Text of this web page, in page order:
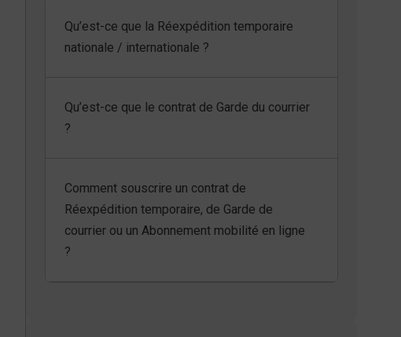
Qu’est-ce que la Réexpédition temporaire
nationale / internationale ?
Qu’est-ce que le contrat de Garde du courrier
?
Comment souscrire un contrat de
Réexpédition temporaire, de Garde de
courrier ou un Abonnement mobilité en ligne
?